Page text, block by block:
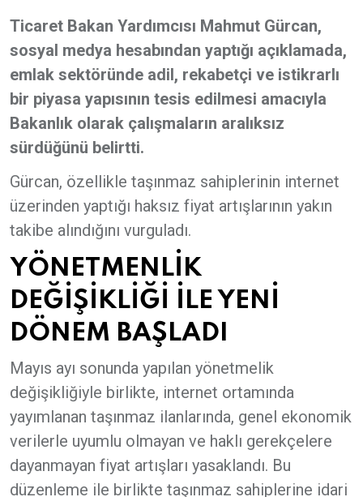
Ticaret Bakan Yardımcısı Mahmut Gürcan,
sosyal medya hesabından yaptığı açıklamada,
emlak sektöründe adil, rekabetçi ve istikrarlı
bir piyasa yapısının tesis edilmesi amacıyla
Bakanlık olarak çalışmaların aralıksız
sürdüğünü belirtti.
Gürcan, özellikle taşınmaz sahiplerinin internet
üzerinden yaptığı haksız fiyat artışlarının yakın
takibe alındığını vurguladı.
YÖNETMENLİK
DEĞİŞİKLİĞİ İLE YENİ
DÖNEM BAŞLADI
Mayıs ayı sonunda yapılan yönetmelik
değişikliğiyle birlikte, internet ortamında
yayımlanan taşınmaz ilanlarında, genel ekonomik
verilerle uyumlu olmayan ve haklı gerekçelere
dayanmayan fiyat artışları yasaklandı. Bu
düzenleme ile birlikte taşınmaz sahiplerine idari